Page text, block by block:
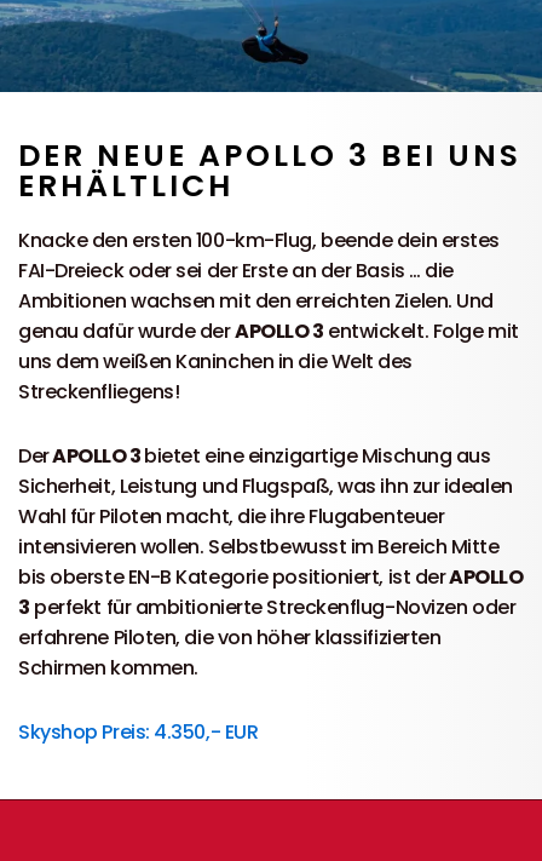
DER NEUE APOLLO 3 BEI UNS
ERHÄLTLICH
Knacke den ersten 100-km-Flug, beende dein erstes
FAI-Dreieck oder sei der Erste an der Basis … die
Ambitionen wachsen mit den erreichten Zielen. Und
genau dafür wurde derAPOLLO 3 entwickelt. Folge mit
uns dem weißen Kaninchen in die Welt des
Streckenfliegens!
DerAPOLLO 3bietet eine einzigartige Mischung aus
Sicherheit, Leistung und Flugspaß, was ihn zur idealen
Wahl für Piloten macht, die ihre Flugabenteuer
intensivieren wollen. Selbstbewusst im Bereich Mitte
bis oberste EN-B Kategorie positioniert, ist derAPOLLO
3 perfekt für ambitionierte Streckenflug-Novizen oder
erfahrene Piloten, die von höher klassifizierten
Schirmen kommen.
Skyshop Preis: 4.350,- EUR